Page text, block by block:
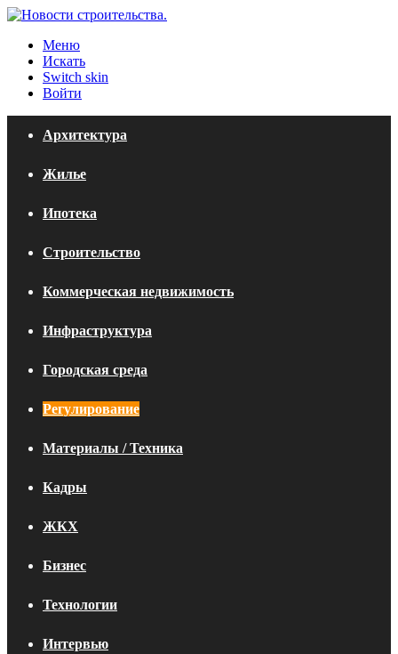
Меню
Искать
Switch skin
Войти
Архитектура
Жилье
Ипотека
Строительство
Коммерческая недвижимость
Инфраструктура
Городская среда
Регулирование
Материалы / Техника
Кадры
ЖКХ
Бизнес
Технологии
Интервью